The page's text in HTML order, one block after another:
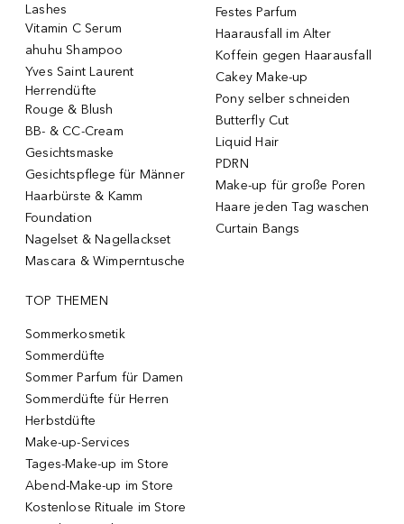
Lashes
Vitamin C Serum
ahuhu Shampoo
Yves Saint Laurent
Herrendüfte
Rouge & Blush
BB- & CC-Cream
Gesichtsmaske
Gesichtspflege für Männer
Haarbürste & Kamm
Foundation
Nagelset & Nagellackset
Mascara & Wimperntusche
Festes Parfum
Haarausfall im Alter
Koffein gegen Haarausfall
Cakey Make-up
Pony selber schneiden
Butterfly Cut
Liquid Hair
PDRN
Make-up für große Poren
Haare jeden Tag waschen
Curtain Bangs
TOP THEMEN
Sommerkosmetik
Sommerdüfte
Sommer Parfum für Damen
Sommerdüfte für Herren
Herbstdüfte
Make-up-Services
Tages-Make-up im Store
Abend-Make-up im Store
Kostenlose Rituale im Store